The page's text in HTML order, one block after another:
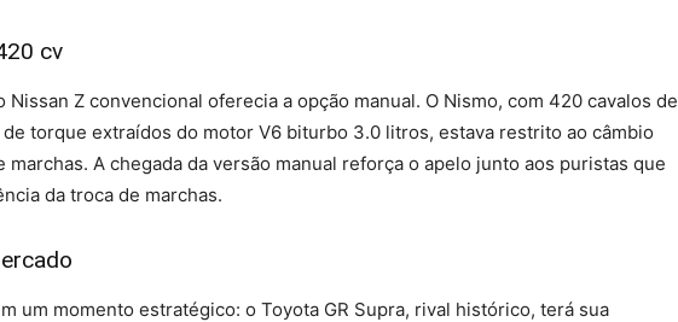
cv
Nissan Z convencional oferecia a opção manual. O Nismo, com 420 cavalos de
torque extraídos do motor V6 biturbo 3.0 litros, estava restrito ao câmbio
marchas. A chegada da versão manual reforça o apelo junto aos puristas que
da troca de marchas.
um momento estratégico: o Toyota GR Supra, rival histórico, terá sua